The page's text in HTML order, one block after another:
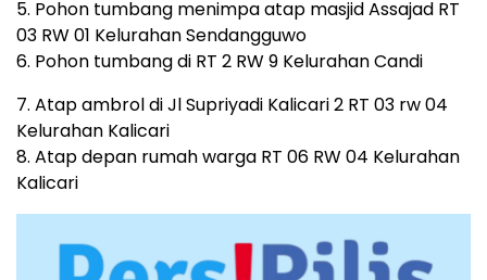
5. Pohon tumbang menimpa atap masjid Assajad RT
03 RW 01 Kelurahan Sendangguwo
6. Pohon tumbang di RT 2 RW 9 Kelurahan Candi
7. Atap ambrol di Jl Supriyadi Kalicari 2 RT 03 rw 04
Kelurahan Kalicari
8. Atap depan rumah warga RT 06 RW 04 Kelurahan
Kalicari